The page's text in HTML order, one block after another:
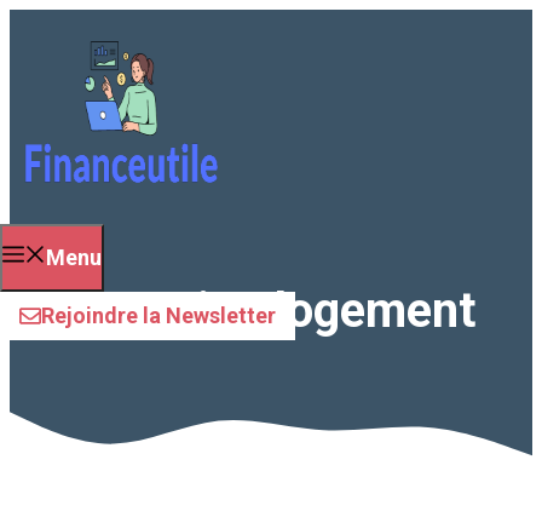
Menu
Rejoindre la Newsletter
rénovation logement